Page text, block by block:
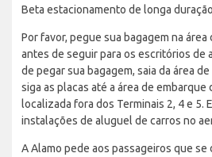
Beta estacionamento de longa
Por favor, pegue sua bagagem na
antes de seguir para os escritórios de
de pegar sua bagagem, saia da área
siga as placas até a área de
localizada fora dos Terminais 2, 4 e 5.
instalações de aluguel de carros no
A Alamo pede aos passageiros que se